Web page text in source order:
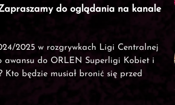
do oglądania na kanale
2025 w rozgrywkach Ligi Centralnej
awansu do ORLEN Superligi Kobiet i
będzie musiał bronić się przed